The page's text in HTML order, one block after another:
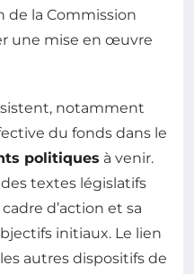
de la Commission
une mise en œuvre
notamment
du fonds dans le
politiques à venir.
textes législatifs
d’action et sa
initiaux. Le lien
autres dispositifs de